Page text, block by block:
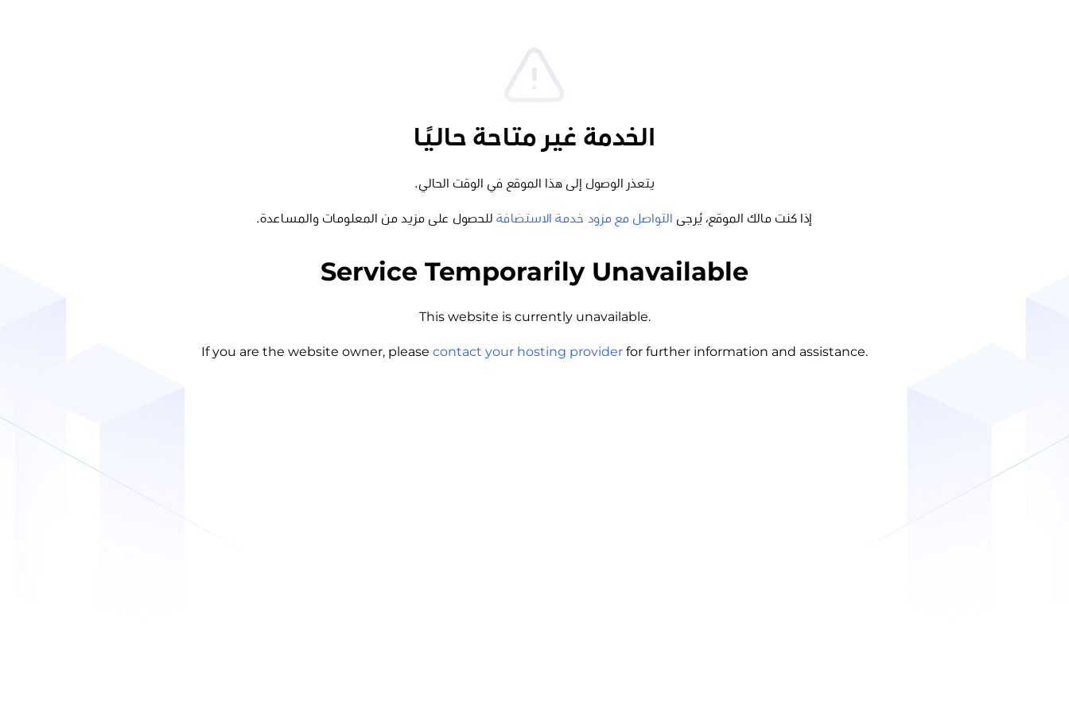
الخدمة غير متاحة حاليًا
يتعذر الوصول إلى هذا الموقع في الوقت الحالي.
إذا كنت مالك الموقع، يُرجى التواصل مع مزود خدمة الاستضافة للحصول على مزيد من المعلومات والمساعدة.
Service Temporarily Unavailable
This website is currently unavailable.
If you are the website owner, please contact your hosting provider for further information and assistance.